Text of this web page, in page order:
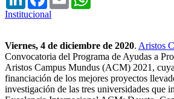
Institucional
Viernes, 4 de diciembre de 2020. Aristos
Convocatoria del Programa de Ayudas a
Aristos Campus Mundus (ACM) 2021,
financiación de los mejores proyectos
investigación de las tres universidades que